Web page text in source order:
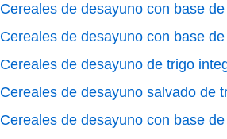
Cereales de desayuno con base
Cereales de desayuno con base
Cereales de desayuno de trigo
Cereales de desayuno salvado de
Cereales de desayuno con base